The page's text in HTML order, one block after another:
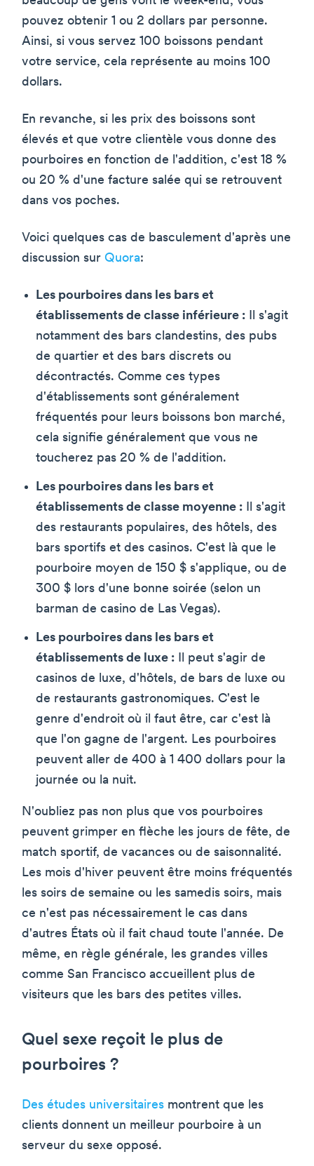
pouvez obtenir 1 ou 2 dollars par personne.
Ainsi, si vous servez 100 boissons pendant
votre service, cela représente au moins 100
dollars.
En revanche, si les prix des boissons sont
élevés et que votre clientèle vous donne des
pourboires en fonction de l'addition, c'est 18 %
ou 20 % d'une facture salée qui se retrouvent
dans vos poches.
Voici quelques cas de basculement d'après une
discussion sur Quora:
Les pourboires dans les bars et
établissements de classe inférieure : Il s'agit
notamment des bars clandestins, des pubs
de quartier et des bars discrets ou
décontractés. Comme ces types
d'établissements sont généralement
fréquentés pour leurs boissons bon marché,
cela signifie généralement que vous ne
toucherez pas 20 % de l'addition.
Les pourboires dans les bars et
établissements de classe moyenne : Il s'agit
des restaurants populaires, des hôtels, des
bars sportifs et des casinos. C'est là que le
pourboire moyen de 150 $ s'applique, ou de
300 $ lors d'une bonne soirée (selon un
barman de casino de Las Vegas).
Les pourboires dans les bars et
établissements de luxe : Il peut s'agir de
casinos de luxe, d'hôtels, de bars de luxe ou
de restaurants gastronomiques. C'est le
genre d'endroit où il faut être, car c'est là
que l'on gagne de l'argent. Les pourboires
peuvent aller de 400 à 1 400 dollars pour la
journée ou la nuit.
N'oubliez pas non plus que vos pourboires
peuvent grimper en flèche les jours de fête, de
match sportif, de vacances ou de saisonnalité.
Les mois d'hiver peuvent être moins fréquentés
les soirs de semaine ou les samedis soirs, mais
ce n'est pas nécessairement le cas dans
d'autres États où il fait chaud toute l'année. De
même, en règle générale, les grandes villes
comme San Francisco accueillent plus de
visiteurs que les bars des petites villes.
Quel sexe reçoit le plus de
pourboires ?
Des études universitaires montrent que les
clients donnent un meilleur pourboire à un
serveur du sexe opposé.